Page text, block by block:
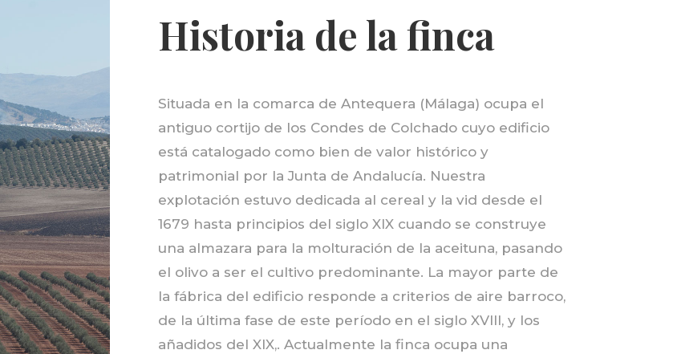
Historia de la finca
Situada en la comarca de Antequera (Málaga) ocupa el
antiguo cortijo de los Condes de Colchado cuyo edificio
está catalogado como bien de valor histórico y
patrimonial por la Junta de Andalucía. Nuestra
explotación estuvo dedicada al cereal y la vid desde el
1679 hasta principios del siglo XIX cuando se construye
una almazara para la molturación de la aceituna, pasando
el olivo a ser el cultivo predominante. La mayor parte de
la fábrica del edificio responde a criterios de aire barroco,
de la última fase de este período en el siglo XVIII, y los
añadidos del XIX,. Actualmente la finca ocupa una